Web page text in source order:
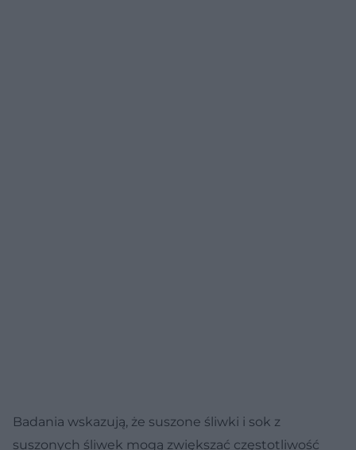
Badania wskazują, że suszone śliwki i sok z
suszonych śliwek mogą zwiększać częstotliwość